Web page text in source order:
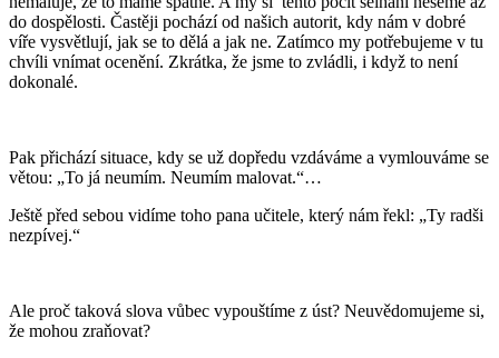
do dospělosti. Častěji pochází od našich autorit, kdy nám v dobré
víře vysvětlují, jak se to dělá a jak ne. Zatímco my potřebujeme v tu
chvíli vnímat ocenění. Zkrátka, že jsme to zvládli, i když to není
dokonalé.
Pak přichází situace, kdy se už dopředu vzdáváme a vymlouváme se
větou: „To já neumím. Neumím malovat.“…
Ještě před sebou vidíme toho pana učitele, který nám řekl: „Ty radši
nezpívej.“
Ale proč taková slova vůbec vypouštíme z úst? Neuvědomujeme si,
že mohou zraňovat?